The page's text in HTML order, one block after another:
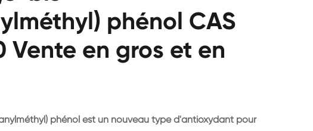
phénol CAS
Vente en gros et en
phénol est un nouveau type d'antioxydant pour